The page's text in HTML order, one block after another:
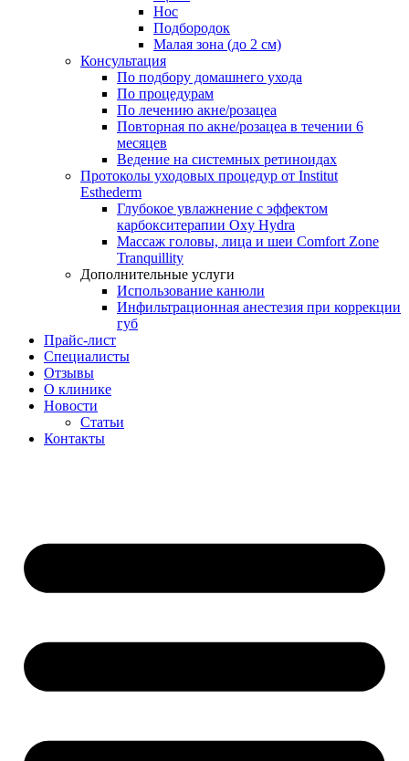
Нос
Подбородок
Малая зона (до 2 см)
Консультация
По подбору домашнего ухода
По процедурам
По лечению акне/розацеа
Повторная по акне/розацеа в течении 6
месяцев
Ведение на системных ретиноидах
Протоколы уходовых процедур от Institut
Esthederm
Глубокое увлажнение с эффектом
карбокситерапии Oxy Hydra
Массаж головы, лица и шеи Comfort Zone
Tranquillity
Дополнительные услуги
Использование канюли
Инфильтрационная анестезия при коррекции
губ
Прайс-лист
Специалисты
Отзывы
О клинике
Новости
Статьи
Контакты